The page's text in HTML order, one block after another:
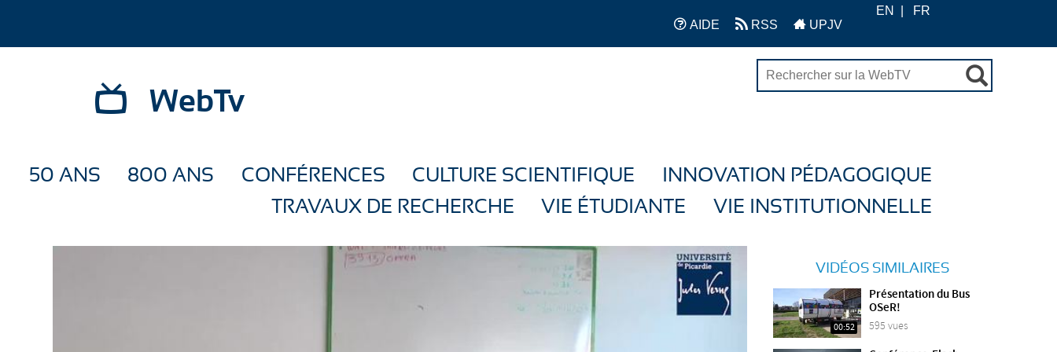
AIDE RSS UPJV
EN FR
WebTv
50 ANS 800 ANS CONFÉRENCES CULTURE SCIENTIFIQUE
INNOVATION PÉDAGOGIQUE
TRAVAUX DE RECHERCHE
VIE ÉTUDIANTE VIE INSTITUTIONNELLE
VIDÉOS SIMILAIRES
00:52
Présentation du Bus
OSeR!
595 vues